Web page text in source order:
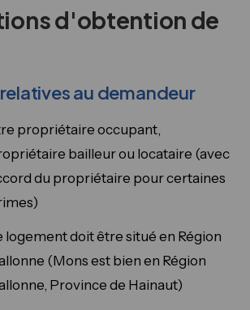
d'obtention de
au demandeur
propriétaire occupant,
bailleur ou locataire (avec
du propriétaire pour certaines
logement doit être situé en Région
(Mons est bien en Région
Province de Hainaut)